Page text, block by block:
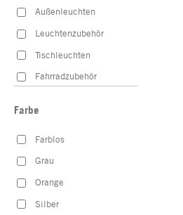
Außenleuchten
Leuchtenzubehör
Tischleuchten
Fahrradzubehör
Wohnzimmer
Farbe
Farblos
Grau
Orange
Silber